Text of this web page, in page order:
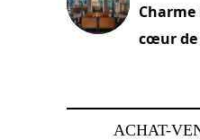
cœur de
ACHAT-